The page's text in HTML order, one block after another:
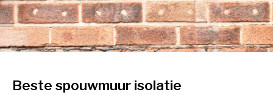
Beste spouwmuur isolatie